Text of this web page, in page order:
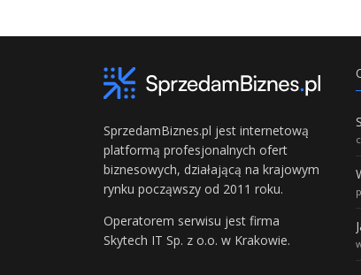
SprzedamBiznes.pl jest internetową
platformą profesjonalnych ofert
biznesowych, działającą na krajowym
rynku począwszy od 2011 roku.
Operatorem serwisu jest firma
Skytech IT Sp. z o.o. w Krakowie.